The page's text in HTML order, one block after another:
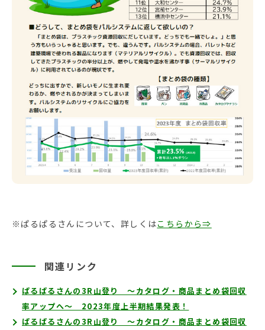
※ぱるぱるさんについて、詳しくはこちらから⇒
関連リンク
ぱるぱるさんの3R山登り ～カタログ・商品まとめ袋回収
率アップへ～ 2023年度上半期結果発表！
ぱるぱるさんの3R山登り ～カタログ・商品まとめ袋回収